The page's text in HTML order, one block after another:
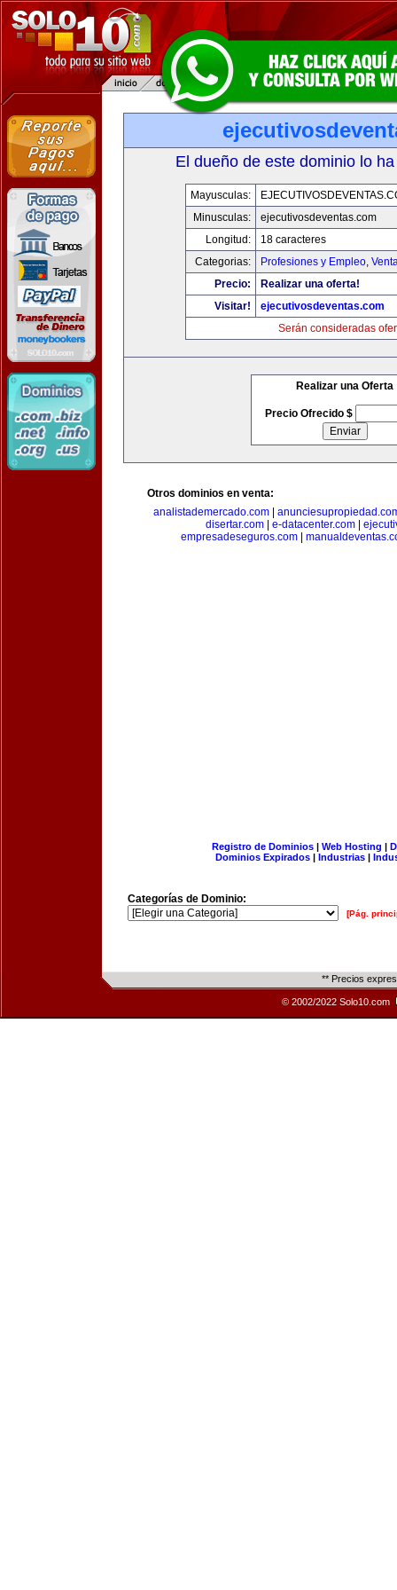
El dueño de este dominio lo
Mayusculas:
Minusculas:
ejecutivosdeventas.com
Longitud:
18 caracteres
Categorias:
Profesiones y Empleo,
Precio:
Realizar una oferta!
Visitar!
ejecutivosdeventas.com
Serán consideradas
Realizar una Oferta
Precio Ofrecido $
Otros dominios en venta:
analistademercado.com
disertar.com| e-datacenter.com|
empresadeseguros.com
Registro de Dominios| Web Hosting |
Dominios Expirados | Industrias |
Categorías de Dominio:
[Pág.
** Precios
© 2002/2022 Solo10.com